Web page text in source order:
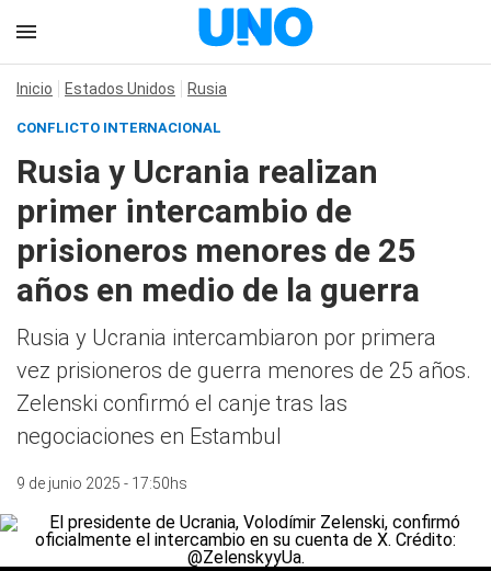
Inicio Estados Unidos Rusia
CONFLICTO INTERNACIONAL
Rusia y Ucrania realizan
primer intercambio de
prisioneros menores de 25
años en medio de la guerra
Rusia y Ucrania intercambiaron por primera
vez prisioneros de guerra menores de 25 años.
Zelenski confirmó el canje tras las
negociaciones en Estambul
9 de junio 2025 - 17:50hs